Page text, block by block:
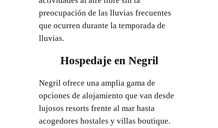
preocupación de las lluvias frecuentes
que ocurren durante la temporada de
lluvias.
Hospedaje en Negril
Negril ofrece una amplia gama de
opciones de alojamiento que van desde
lujosos resorts frente al mar hasta
acogedores hostales y villas boutique.